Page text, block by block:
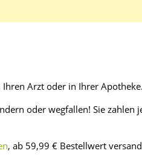
Arzt oder in Ihrer Apotheke.
oder wegfallen! Sie zahlen
, ab 59,99 € Bestellwert